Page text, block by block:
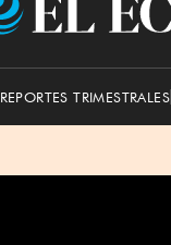
REPORTES TRIMESTRALES